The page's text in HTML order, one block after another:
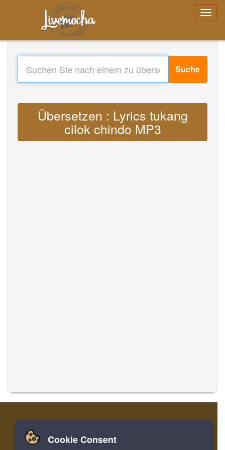
Suche
Übersetzen : Lyrics tukang
cilok chindo MP3
Zuhause Einloggen
Cookie Consent